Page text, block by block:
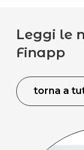
Leggi le
Finapp
torna a